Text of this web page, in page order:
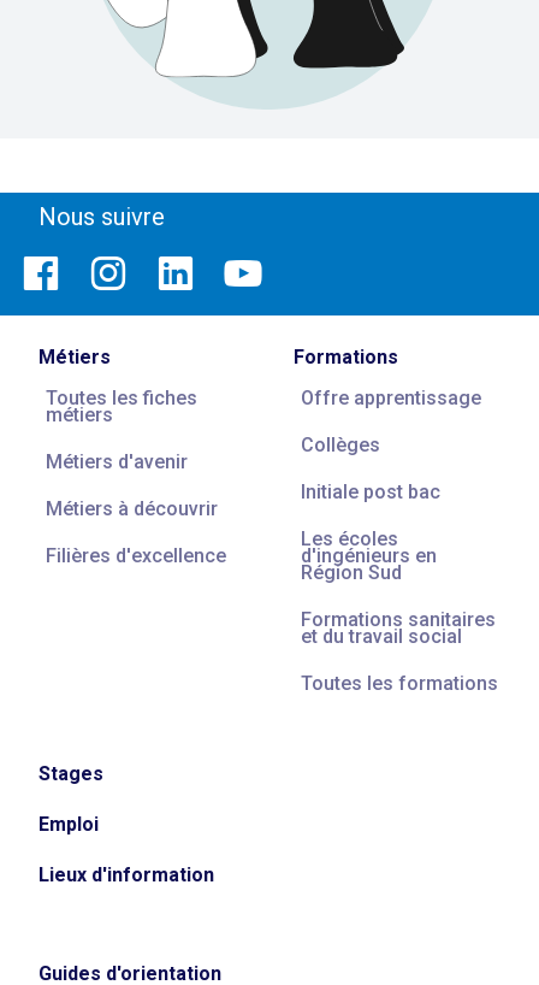
Nous suivre
Métiers
Toutes les fiches
métiers
Métiers d'avenir
Métiers à découvrir
Filières d'excellence
Formations
Offre apprentissage
Collèges
Initiale post bac
Les écoles
d'ingénieurs en
Région Sud
Formations sanitaires
et du travail social
Toutes les formations
Stages
Emploi
Lieux d'information
Guides d'orientation